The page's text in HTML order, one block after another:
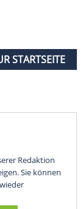
STARTSEITE
Redaktion
Sie können